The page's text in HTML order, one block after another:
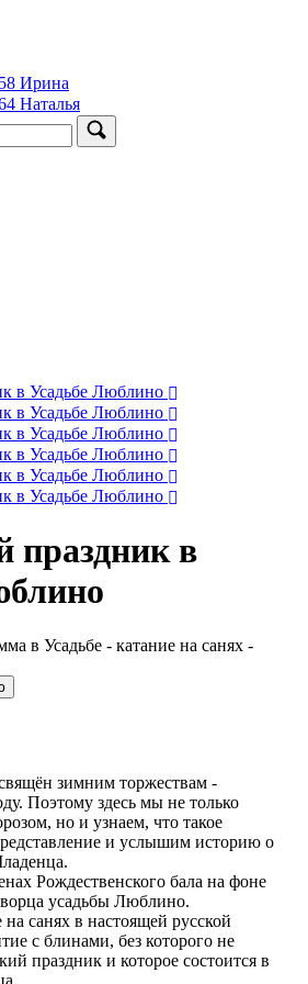
Ирина
Наталья
праздник в
в Усадьбе - катание на санях -
зимним торжествам -
Поэтому здесь мы не только
но и узнаем, что такое
и услышим историю о
Рождественского бала на фоне
усадьбы Люблино.
санях в настоящей русской
с блинами, без которого не
праздник и которое состоится в